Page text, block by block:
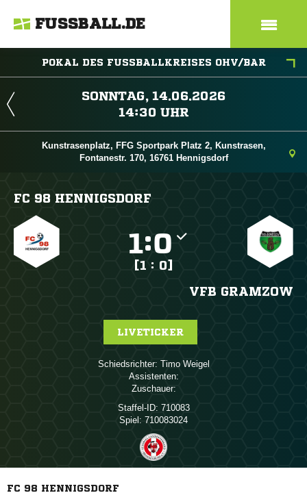
FUSSBALL.DE
POKAL DES FUSSBALLKREISES OHV/BAR
 
 
Kunstrasenplatz, FFG Sportpark Platz 2, Kunstrasen,
Fontanestr. 170, 16761 Hennigsdorf
FC 98 HENNIGSDORF
:
[1 : 0]
VFB GRAMZOW
LIVETICKER
Schiedsrichter:  
Assistenten:
Zuschauer:
Staffel-ID: 710083
Spiel: 710083024
FC 98 HENNIGSDORF